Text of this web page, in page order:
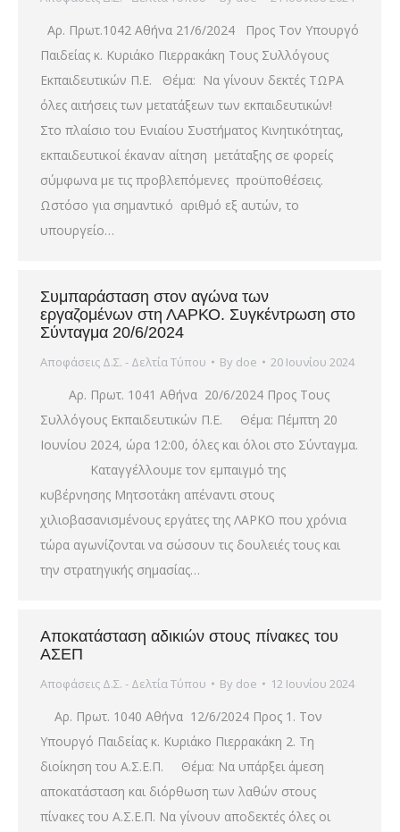
Αρ. Πρωτ.1042 Αθήνα 21/6/2024 Προς Τον Υπουργό
Παιδείας κ. Κυριάκο Πιερρακάκη Τους Συλλόγους
Εκπαιδευτικών Π.Ε. Θέμα: Να γίνουν δεκτές ΤΩΡΑ
όλες αιτήσεις των μετατάξεων των εκπαιδευτικών!
Στο πλαίσιο του Ενιαίου Συστήματος Κινητικότητας,
εκπαιδευτικοί έκαναν αίτηση μετάταξης σε φορείς
σύμφωνα με τις προβλεπόμενες προϋποθέσεις.
Ωστόσο για σημαντικό αριθμό εξ αυτών, το
υπουργείο…
Συμπαράσταση στον αγώνα των
εργαζομένων στη ΛΑΡΚΟ. Συγκέντρωση στο
Σύνταγμα 20/6/2024
Αποφάσεις Δ.Σ. - Δελτία Τύπου By doe 20 Ιουνίου 2024
Αρ. Πρωτ. 1041 Αθήνα 20/6/2024 Προς Τους
Συλλόγους Εκπαιδευτικών Π.Ε. Θέμα: Πέμπτη 20
Ιουνίου 2024, ώρα 12:00, όλες και όλοι στο Σύνταγμα.
Καταγγέλλουμε τον εμπαιγμό της
κυβέρνησης Μητσοτάκη απέναντι στους
χιλιοβασανισμένους εργάτες της ΛΑΡΚΟ που χρόνια
τώρα αγωνίζονται να σώσουν τις δουλειές τους και
την στρατηγικής σημασίας…
Αποκατάσταση αδικιών στους πίνακες του
ΑΣΕΠ
Αποφάσεις Δ.Σ. - Δελτία Τύπου By doe 12 Ιουνίου 2024
Αρ. Πρωτ. 1040 Αθήνα 12/6/2024 Προς 1. Τον
Υπουργό Παιδείας κ. Κυριάκο Πιερρακάκη 2. Τη
διοίκηση του Α.Σ.Ε.Π. Θέμα: Να υπάρξει άμεση
αποκατάσταση και διόρθωση των λαθών στους
πίνακες του Α.Σ.Ε.Π. Να γίνουν αποδεκτές όλες οι